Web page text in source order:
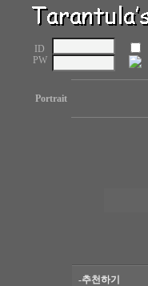
ID
PW
Portrait
-추천하기